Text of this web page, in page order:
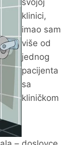
svojoj
klinici,
imao sam
više od
jednog
pacijenta
sa
kliničkom